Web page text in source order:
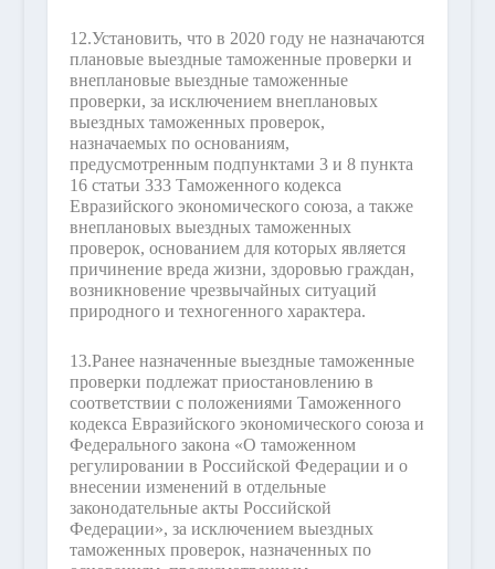
12.Установить, что в 2020 году не назначаются
плановые выездные таможенные проверки и
внеплановые выездные таможенные
проверки, за исключением внеплановых
выездных таможенных проверок,
назначаемых по основаниям,
предусмотренным подпунктами 3 и 8 пункта
16 статьи 333 Таможенного кодекса
Евразийского экономического союза, а также
внеплановых выездных таможенных
проверок, основанием для которых является
причинение вреда жизни, здоровью граждан,
возникновение чрезвычайных ситуаций
природного и техногенного характера.
13.Ранее назначенные выездные таможенные
проверки подлежат приостановлению в
соответствии с положениями Таможенного
кодекса Евразийского экономического союза и
Федерального закона «О таможенном
регулировании в Российской Федерации и о
внесении изменений в отдельные
законодательные акты Российской
Федерации», за исключением выездных
таможенных проверок, назначенных по